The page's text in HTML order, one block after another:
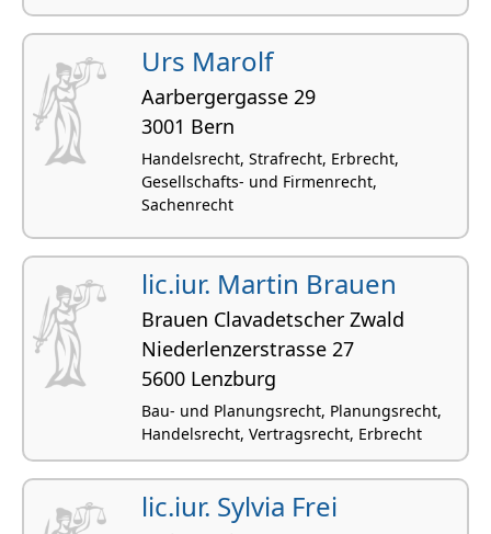
Urs Marolf
Aarbergergasse 29
3001 Bern
Handelsrecht, Strafrecht, Erbrecht,
Gesellschafts- und Firmenrecht,
Sachenrecht
lic.iur. Martin Brauen
Brauen Clavadetscher Zwald
Niederlenzerstrasse 27
5600 Lenzburg
Bau- und Planungsrecht, Planungsrecht,
Handelsrecht, Vertragsrecht, Erbrecht
lic.iur. Sylvia Frei